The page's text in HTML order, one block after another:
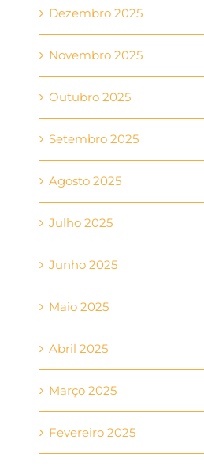
Dezembro 2025
Novembro 2025
Outubro 2025
Setembro 2025
Agosto 2025
Julho 2025
Junho 2025
Maio 2025
Abril 2025
Março 2025
Fevereiro 2025